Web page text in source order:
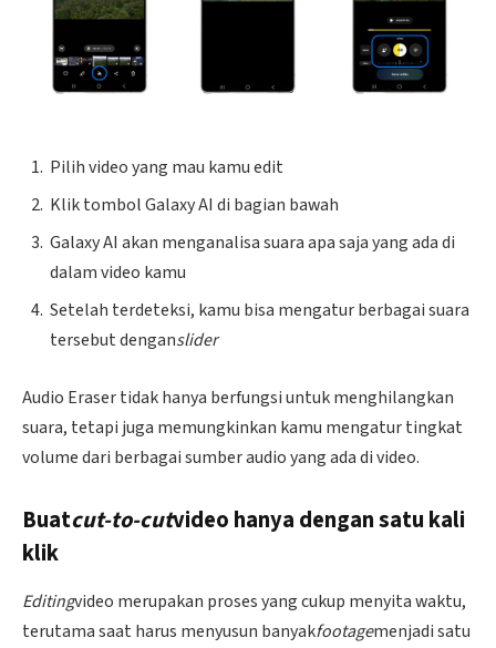
Pilih video yang mau kamu edit
Klik tombol Galaxy AI di bagian bawah
Galaxy AI akan menganalisa suara apa saja yang ada di
dalam video kamu
Setelah terdeteksi, kamu bisa mengatur berbagai suara
tersebut denganslider
Audio Eraser tidak hanya berfungsi untuk menghilangkan
suara, tetapi juga memungkinkan kamu mengatur tingkat
volume dari berbagai sumber audio yang ada di video.
Buatcut-to-cutvideo hanya dengan satu kali
klik
Editingvideo merupakan proses yang cukup menyita waktu,
terutama saat harus menyusun banyakfootagemenjadi satu